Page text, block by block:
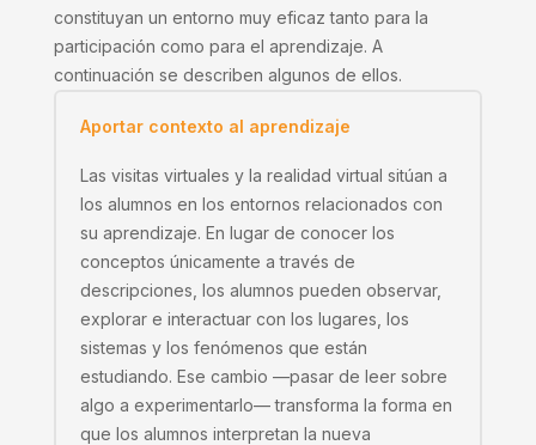
constituyan un entorno muy eficaz tanto para la
participación como para el aprendizaje. A
continuación se describen algunos de ellos.
Aportar contexto al aprendizaje
Las visitas virtuales y la realidad virtual sitúan a
los alumnos en los entornos relacionados con
su aprendizaje. En lugar de conocer los
conceptos únicamente a través de
descripciones, los alumnos pueden observar,
explorar e interactuar con los lugares, los
sistemas y los fenómenos que están
estudiando. Ese cambio —pasar de leer sobre
algo a experimentarlo— transforma la forma en
que los alumnos interpretan la nueva